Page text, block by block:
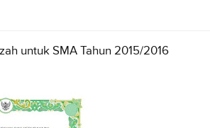
untuk SMA Tahun 2015/2016